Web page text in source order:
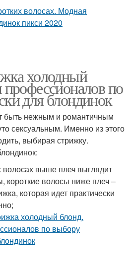
холодный
по
для блондинок
быть нежным и романтичным
сексуальным. Именно из этого
выбирая стрижку.
выше плеч выглядит
короткие волосы ниже плеч –
которая идет практически